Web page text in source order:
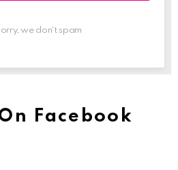
we don't spam
Facebook